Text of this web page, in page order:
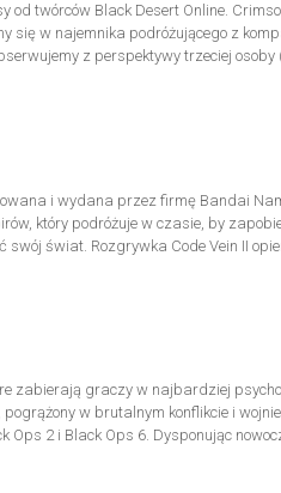
od twórców Black Desert Online.
się w najemnika podróżującego z
z perspektywy trzeciej osoby
DLC Tarcza Khaleda.
i wydana przez firmę Bandai
który podróżuje w czasie, by
świat. Rozgrywka Code Vein II
zabierają graczy w najbardziej
w brutalnym konflikcie i wojnie
2 i Black Ops 6. Dysponując